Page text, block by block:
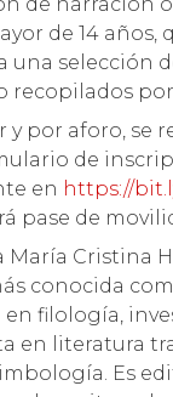
de 14 años,
una selección
recopilados
y por aforo, se
de
en https://
pase de
María Cristina
conocida
en filología,
en literatura
Es